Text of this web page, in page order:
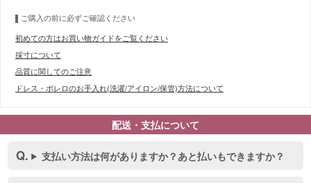
ご購入の前に必ずご確認ください
初めての方はお買い物ガイドをご覧ください
採寸について
品質に関してのご注意
ドレス・ボレロのお手入れ(洗濯/アイロン/保管)方法について
配送・支払について
支払い方法は何がありますか？あと払いもできますか？